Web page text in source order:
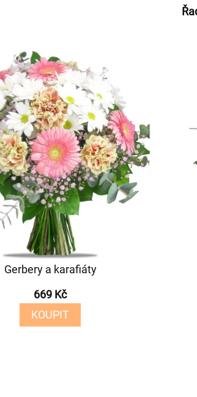
Gerbery a karafiáty
669 Kč
KOUPIT